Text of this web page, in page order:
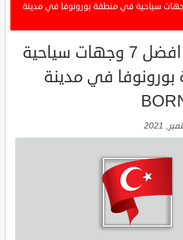
على افضل 7 وجهات سياحية في منطقة بورونوفا في مدينة
تعرف على افضل 7 وجهات سياحية
في مدينة